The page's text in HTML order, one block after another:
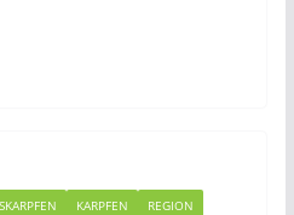
KARPFEN REGION